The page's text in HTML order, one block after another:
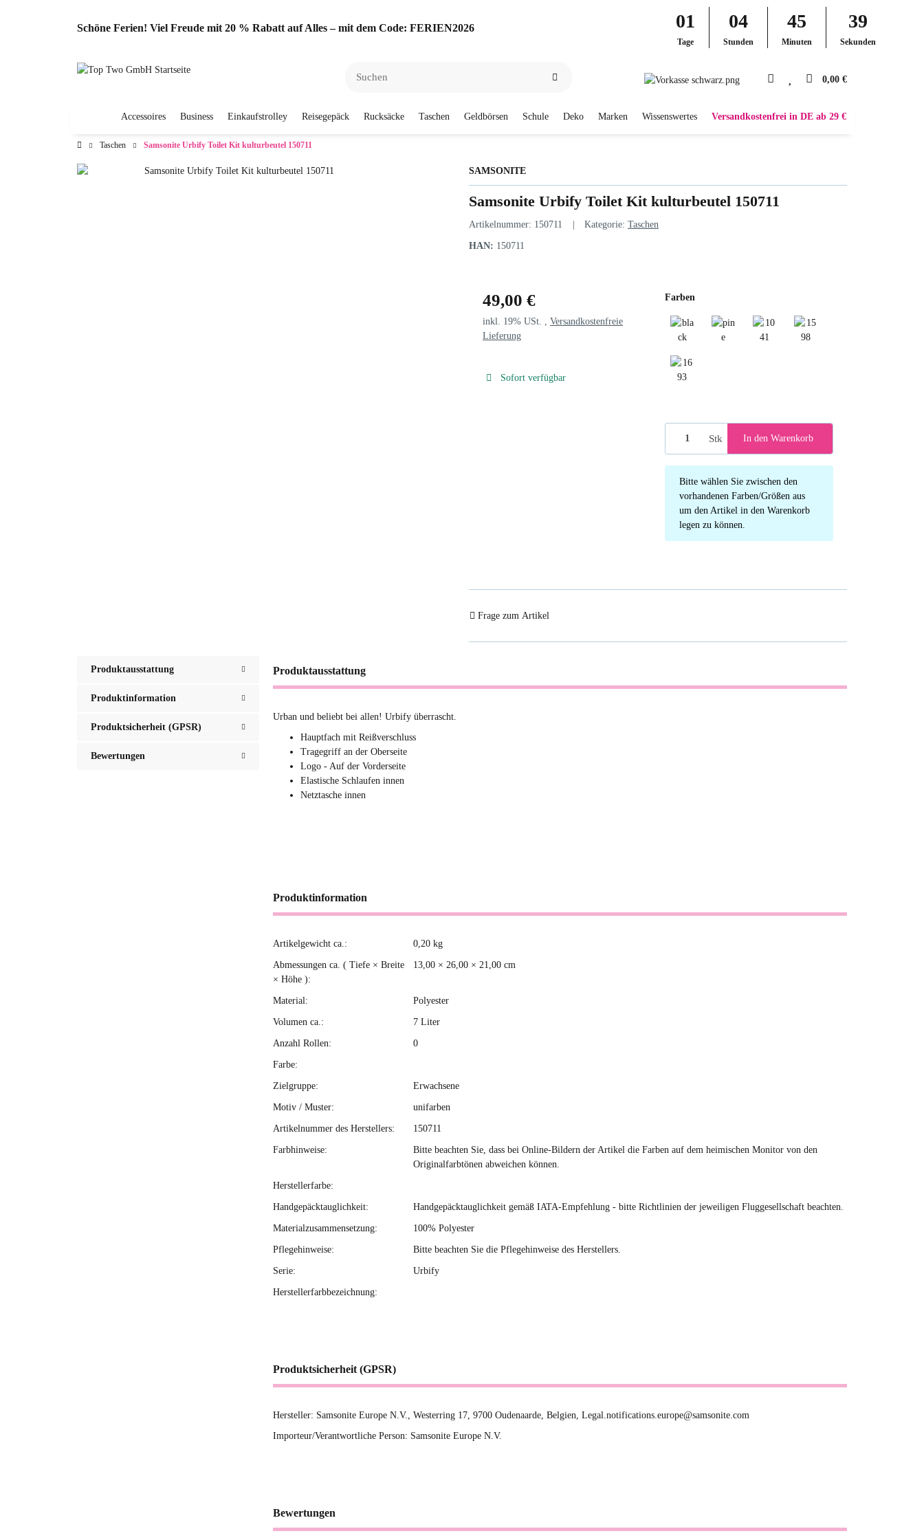
Schöne Ferien! Viel Freude mit 20 % Rabatt auf Alles – mit dem Code: FERIEN2026 01
Tage
04
Stunden
45
Minuten
38
Sekunden
0,00 €
Accessoires Business Einkaufstrolley Reisegepäck Rucksäcke Taschen Geldbörsen Schule Deko Marken Wissenswertes Versandkostenfrei in DE ab 29 €
Taschen Samsonite Urbify Toilet Kit kulturbeutel 150711
SAMSONITE
Samsonite Urbify Toilet Kit kulturbeutel 150711
Artikelnummer: 150711 Kategorie: Taschen
HAN: 150711
49,00 €
inkl. 19% USt. , Versandkostenfreie
Lieferung
Sofort verfügbar
Farben
Stk In den Warenkorb
x
Bitte wählen Sie zwischen den
vorhandenen Farben/Größen aus
um den Artikel in den Warenkorb
legen zu können.
Frage zum Artikel
Produktausstattung
Produktinformation
Produktsicherheit (GPSR)
Bewertungen
Produktausstattung
Urban und beliebt bei allen! Urbify überrascht.
Hauptfach mit Reißverschluss
Tragegriff an der Oberseite
Logo - Auf der Vorderseite
Elastische Schlaufen innen
Netztasche innen
Produktinformation
Produkteigenschaft
Wert
Artikelgewicht ca.: 0,20 kg
Abmessungen ca. ( Tiefe × Breite
× Höhe ):
13,00 × 26,00 × 21,00 cm
Material: Polyester
Volumen ca.: 7 Liter
Anzahl Rollen: 0
Farbe:
Zielgruppe: Erwachsene
Motiv / Muster: unifarben
Artikelnummer des Herstellers: 150711
Farbhinweise:
Bitte beachten Sie, dass bei Online-Bildern der Artikel die Farben auf dem heimischen Monitor von den
Originalfarbtönen abweichen können.
Herstellerfarbe:
Handgepäcktauglichkeit: Handgepäcktauglichkeit gemäß IATA-Empfehlung - bitte Richtlinien der jeweiligen Fluggesellschaft beachten.
Materialzusammensetzung: 100% Polyester
Pflegehinweise: Bitte beachten Sie die Pflegehinweise des Herstellers.
Serie: Urbify
Herstellerfarbbezeichnung:
Produktsicherheit (GPSR)
Hersteller: Samsonite Europe N.V., Westerring 17, 9700 Oudenaarde, Belgien, Legal.notifications.europe@samsonite.com
Importeur/Verantwortliche Person: Samsonite Europe N.V.
Bewertungen